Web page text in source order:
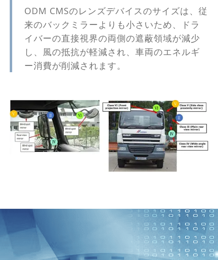
ODM CMSのレンズデバイスのサイズは、従
来のバックミラーよりも小さいため、ドラ
イバーの直接視界の両側の遮蔽領域が減少
し、風の抵抗が軽減され、車両のエネルギ
ー消費が削減されます。